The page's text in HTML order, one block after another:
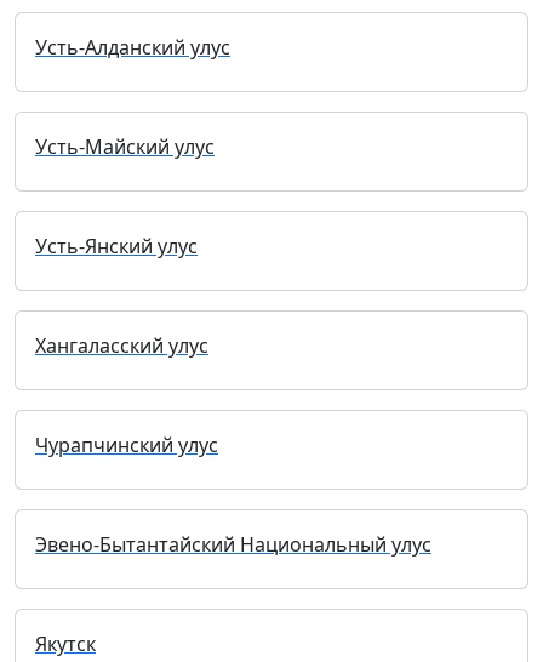
Усть-Алданский улус
Усть-Майский улус
Усть-Янский улус
Хангаласский улус
Чурапчинский улус
Эвено-Бытантайский Национальный улус
Якутск